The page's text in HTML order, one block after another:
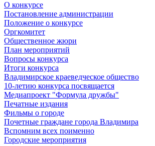
О конкурсе
Постановление администрации
Положение о конкурсе
Оргкомитет
Общественное жюри
План мероприятий
Вопросы конкурса
Итоги конкурса
Владимирское краеведческое общество
10-летию конкурса посвящается
Медиапроект "Формула дружбы"
Печатные издания
Фильмы о городе
Почетные граждане города Владимира
Вспомним всех поименно
Городские мероприятия